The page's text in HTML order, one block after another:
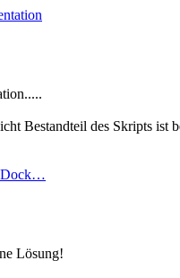
Bestandteil des Skripts ist
Dock…
Lösung!